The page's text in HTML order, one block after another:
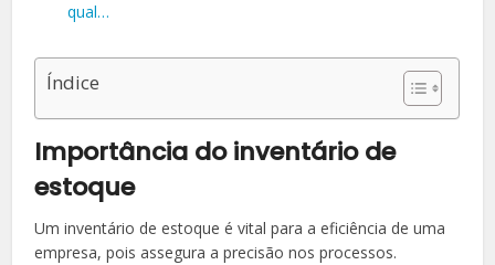
qual…
Índice
Importância do inventário de
estoque
Um inventário de estoque é vital para a eficiência de uma
empresa, pois assegura a precisão nos processos.